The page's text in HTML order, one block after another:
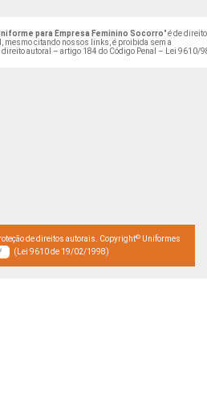
para Empresa Feminino Socorro" é de direito
mesmo citando nossos links, é proibida sem a
autoral – artigo 184 do Código Penal –
Lei 9610/
de direitos autorais. Copyright© Uniformes
(Lei 9610 de 19/02/1998)